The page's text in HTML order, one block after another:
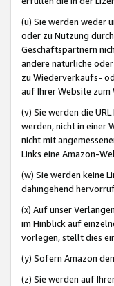
(u) Sie werden weder
oder zu Nutzung
Geschäftspartnern
andere natürliche
zu Wiederverkaufs-
auf Ihrer Website
(v) Sie werden die
werden, nicht in einer
nicht mit
Links eine Amazon-
(w) Sie werden keine
dahingehend
(x) Auf unser
im Hinblick auf
vorlegen, stellt dies
(y) Sofern Amazon
(z) Sie werden auf